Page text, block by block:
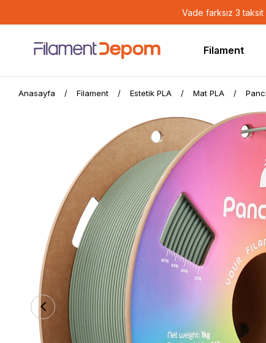
Vade farksız 3
Filament
Anasayfa Filament Estetik PLA Mat PLA